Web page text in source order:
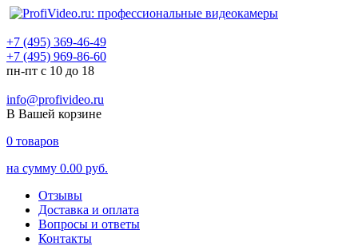
+7 (495) 369-46-49
+7 (495) 969-86-60
пн-пт с 10 до 18
info@profivideo.ru
В Вашей корзине
0 товаров
на сумму 0.00 руб.
Отзывы
Доставка и оплата
Вопросы и ответы
Контакты